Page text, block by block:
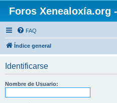
Foros Xenealoxía.org
FAQ
Índice general
Identificarse
Nombre de Usuario: